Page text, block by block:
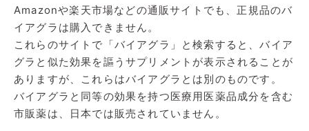
Amazonや楽天市場などの通販サイトでも、正規品のバ
イアグラは購入できません。
これらのサイトで「バイアグラ」と検索すると、バイア
グラと似た効果を謳うサプリメントが表示されることが
ありますが、これらはバイアグラとは別のものです。
バイアグラと同等の効果を持つ医療用医薬品成分を含む
市販薬は、日本では販売されていません。